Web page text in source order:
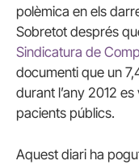
polèmica en els
Sobretot després
Sindicatura de
documenti que un
durant l’any 2012
pacients públics.
Aquest diari ha